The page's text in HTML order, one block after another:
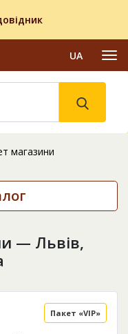
UA
магазини
— Львів,
Пакет «VIP»